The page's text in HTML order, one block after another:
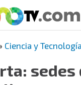
Ciencia y Tecnología
sedes